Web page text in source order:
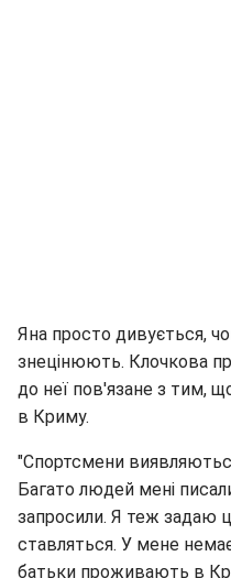
Яна просто дивується,
знецінюють. Клочкова
до неї пов'язане з тим,
в Криму.
"Спортсмени
Багато людей мені
запросили. Я теж задаю
ставляться. У мене
батьки проживають в